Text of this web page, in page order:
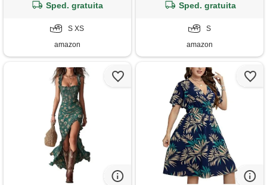
foresta pluviale tropicale s
Sped. gratuita
S XS
amazon
verde chiaro, s
Sped. gratuita
S
amazon